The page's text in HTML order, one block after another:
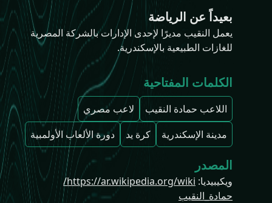
بعيداً عن الرياضة
يعمل النقيب مديرًا لإحدى الإدارات بالشركة المصرية
للغازات الطبيعية بالإسكندرية.
الكلمات المفتاحية
اللاعب حمادة النقيب
لاعب مصري
مدينة الإسكندرية
كرة يد دورة الألعاب الأولمبية
المصدر
ويكيبيديا:
https://ar.wikipedia.org/wiki/
حمادة_النقيب